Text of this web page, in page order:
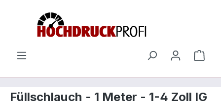
Zum Hauptinhalt springen
Füllschlauch - 1 Meter - 1-4 Zoll IG